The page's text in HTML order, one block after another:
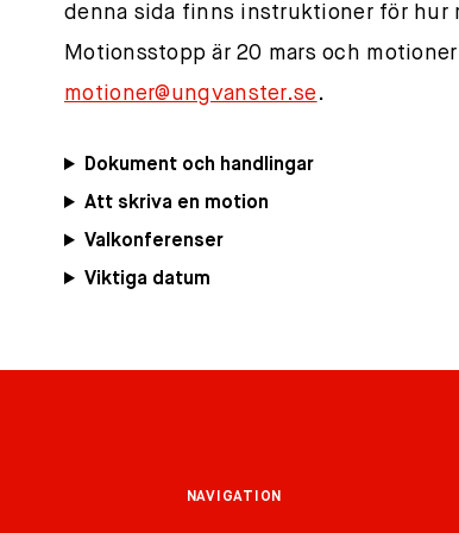
denna sida finns instruktioner för hur
Motionsstopp är 20 mars och
motioner@ungvanster.se.
Dokument och handlingar
Att skriva en motion
Valkonferenser
Viktiga datum
NAVIGATION